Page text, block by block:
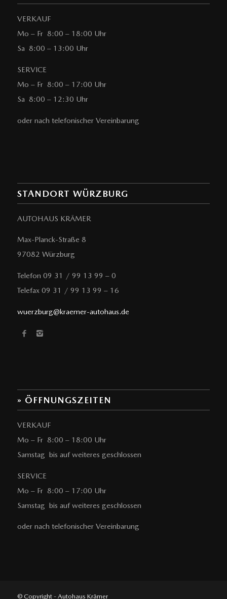
VERKAUF
Mo – Fr 8:00 – 18:00 Uhr
Sa 8:00 – 13:00 Uhr
SERVICE
Mo – Fr 8:00 – 17:00 Uhr
Sa 8:00 – 12:30 Uhr
oder nach telefonischer Vereinbarung
STANDORT WÜRZBURG
AUTOHAUS KRÄMER
Max-Planck-Straße 8
97082 Würzburg
Telefon 09 31 / 99 13 99 – 0
Telefax 09 31 / 99 13 99 – 16
wuerzburg@kraemer-autohaus.de
» ÖFFNUNGSZEITEN
VERKAUF
Mo – Fr 8:00 – 18:00 Uhr
Samstag bis auf weiteres geschlossen
SERVICE
Mo – Fr 8:00 – 17:00 Uhr
Samstag bis auf weiteres geschlossen
oder nach telefonischer Vereinbarung
© Copyright - Autohaus Krämer